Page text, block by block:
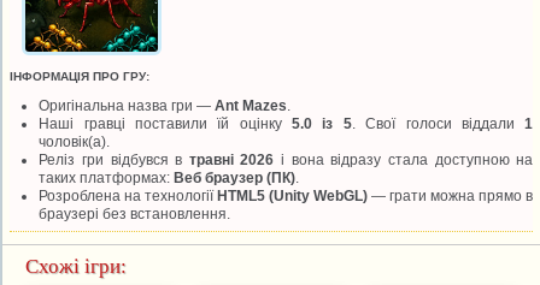
ІНФОРМАЦІЯ ПРО ГРУ:
Оригінальна назва гри —Ant Mazes
Наші гравці поставили їй оцінку5.0 із 5. Свої голоси віддали1
чоловік(а).
Реліз гри відбувся в травні 2026 і вона відразу стала доступною на
таких платформах:Веб браузер (ПК)
Розроблена на технологіїHTML5 (Unity WebGL) — грати можна прямо в
браузері без встановлення.
Схожі ігри: